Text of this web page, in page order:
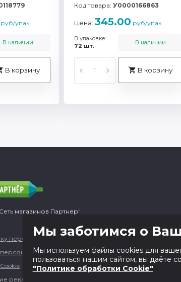
руб/упак
В наличии
В корзину
Код товара: У0000166863
Цена: 345.00 руб/упак
В упаковке:
72 шт.
В наличии
В корзину
магазинов Партнер"
персональных данных
данных
рекламных и информационных сообщений
Мы заботимся о
Мы используем файлы cookies для
пользоваться нашим сайтом, вы даёте
"Политике обработки Cookie"